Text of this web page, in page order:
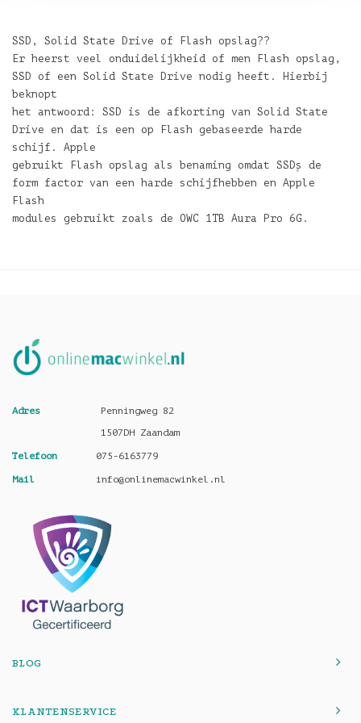
SSD, Solid State Drive of Flash opslag??
Er heerst veel onduidelijkheid of men Flash opslag,
SSD of een Solid State Drive nodig heeft. Hierbij
beknopt
het antwoord: SSD is de afkorting van Solid State
Drive en dat is een op Flash gebaseerde harde
schijf. Apple
gebruikt Flash opslag als benaming omdat SSD۪s de
form factor van een harde schijfhebben en Apple
Flash
modules gebruikt zoals de OWC 1TB Aura Pro 6G.
Adres
Penningweg 82
1507DH Zaandam
Telefoon 075-6163779
Mail info@onlinemacwinkel.nl
BLOG
KLANTENSERVICE